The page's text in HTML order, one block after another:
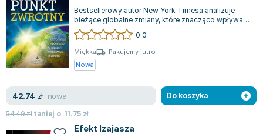
Agnieszka Maciąg
Barbara Wrzesińska
Terry Pratchett
Virginia Woolf
Lorraine Warren
Lucinda Riley
Jacek Walkiewicz
Bestsellerowy autor New York Timesa analizuje
bieżące globalne zmiany, które znacząco wpływają
na różne aspekty naszego życia. W j...
0.0
Miękka
Pakujemy jutro
Nowa
42.74 zł nowa
54.49złtaniej o 11.75 zł
Do koszyka
Efekt Izajasza